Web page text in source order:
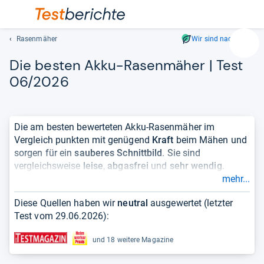
Geben
und
lassen
sich
Rasenmäher Wir sind nachhaltig
Die bes­ten Akku-​Rasen­mä­her | Test
06/2026
Die am besten bewerteten Akku-Rasenmäher im
Vergleich punkten mit genügend Kraft beim Mähen und
sorgen für einsauberes Schnittbild. Sie sind
vergleichsweise leise, abgasfrei und sehr wendig.
mittlere Rasenflächen. Da Sie von keinem Kabel
begrenzt werden, können sie vor allem in
zusätzlichem Radantrieb haben Sie zudem genug
Power für längeres Gras.
mehr...
Diese Quellen haben wir neutral ausgewertet (letzter
Test vom 29.06.2026):
und 18 weitere Magazine